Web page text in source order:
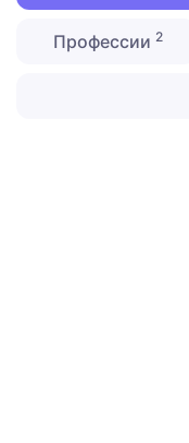
Профессии2